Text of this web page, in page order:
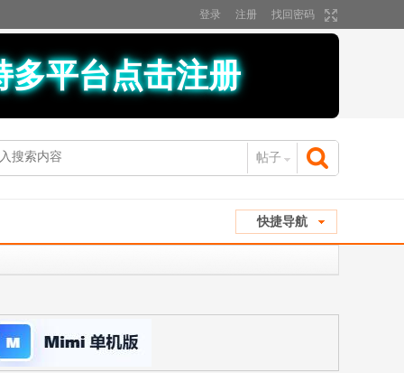
登录 注册 找回密码
多平台点击注册
帖子
快捷导航